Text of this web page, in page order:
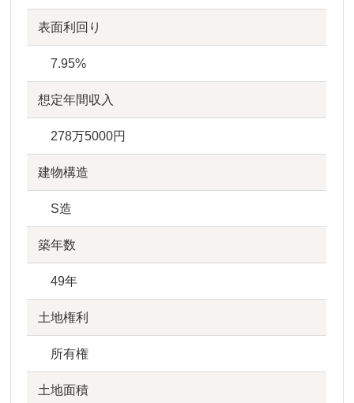
表面利回り
7.95%
想定年間収入
278万5000円
建物構造
S造
築年数
49年
土地権利
所有権
土地面積